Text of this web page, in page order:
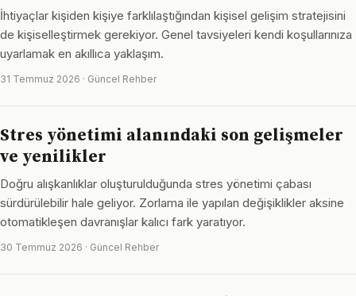
İhtiyaçlar kişiden kişiye farklılaştığından kişisel gelişim stratejisini
de kişiselleştirmek gerekiyor. Genel tavsiyeleri kendi koşullarınıza
uyarlamak en akıllıca yaklaşım.
31 Temmuz 2026 · Güncel Rehber
Stres yönetimi alanındaki son gelişmeler
ve yenilikler
Doğru alışkanlıklar oluşturulduğunda stres yönetimi çabası
sürdürülebilir hale geliyor. Zorlama ile yapılan değişiklikler aksine
otomatikleşen davranışlar kalıcı fark yaratıyor.
30 Temmuz 2026 · Güncel Rehber